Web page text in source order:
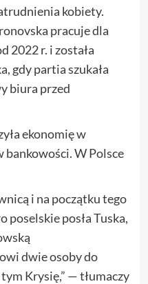
kobiety.
pracuje dla
2022 r. i została
gdy partia szukała
biura przed
ekonomię w
bankowości. W Polsce
i na początku tego
posła Tuska,
dwie osoby do
Krysię,” — tłumaczy